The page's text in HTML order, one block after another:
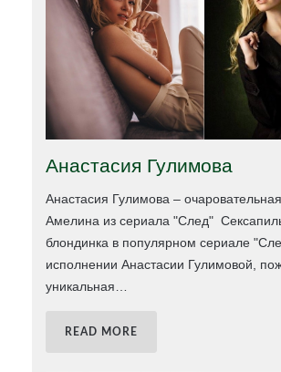
Анастасия Гулимова
Анастасия Гулимова –
Амелина из сериала "След"
блондинка в популярном сериале
исполнении Анастасии Гулимовой,
уникальная
READ MORE